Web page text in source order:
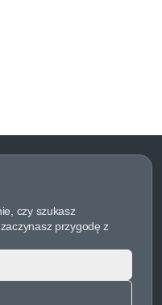
czy szukasz
przygodę z